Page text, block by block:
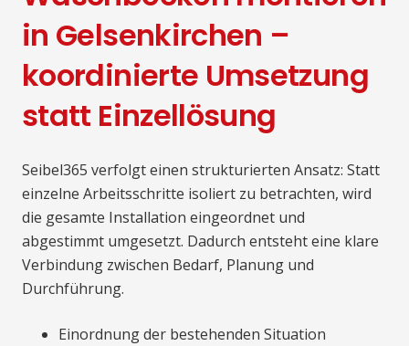
in Gelsenkirchen –
koordinierte Umsetzung
statt Einzellösung
Seibel365 verfolgt einen strukturierten Ansatz: Statt
einzelne Arbeitsschritte isoliert zu betrachten, wird
die gesamte Installation eingeordnet und
abgestimmt umgesetzt. Dadurch entsteht eine klare
Verbindung zwischen Bedarf, Planung und
Durchführung.
Einordnung der bestehenden Situation